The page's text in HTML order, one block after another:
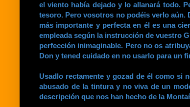
el viento había dejado y lo allanará todo.
tesoro. Pero vosotros no podéis verlo aún.
más importante y perfecta en él es una
empleada según la instrucción de vuestro
perfección inimaginable. Pero no os
Don y tened cuidado en no usarlo para un
Usadlo rectamente y gozad de él como si
abusado de la tintura y no viva de un
descripción que nos han hecho de la